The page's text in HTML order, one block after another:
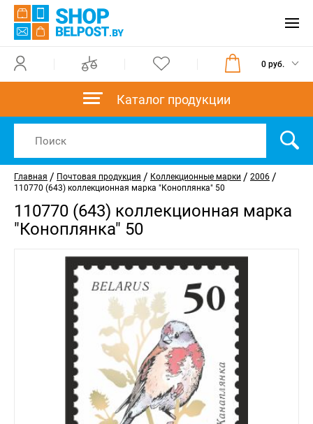
0 руб.
Каталог продукции
Главная / Почтовая продукция / Коллекционные марки / 2006 /
110770 (643) коллекционная марка "Коноплянка" 50
110770 (643) коллекционная марка
"Коноплянка" 50